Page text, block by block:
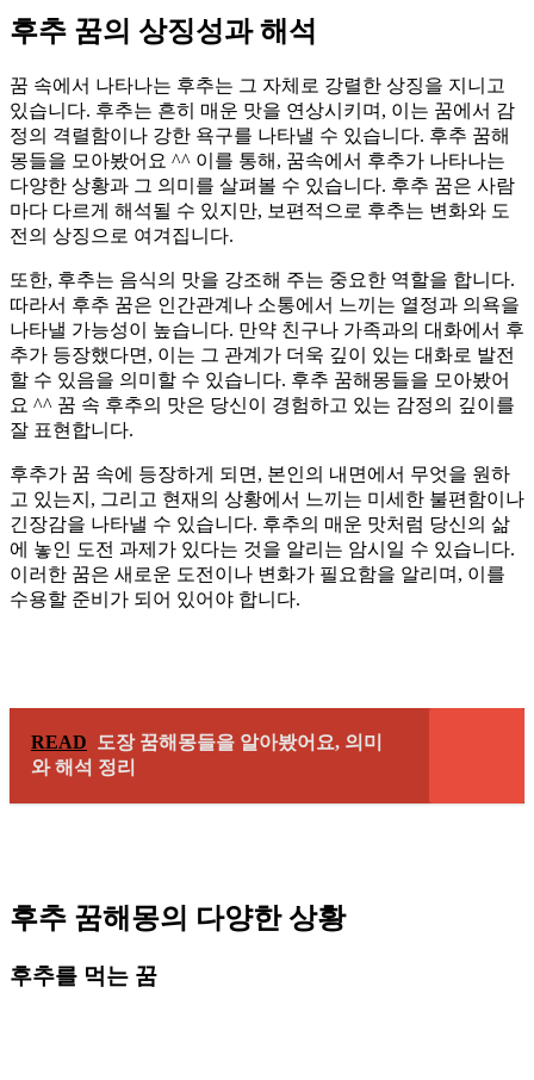
후추 꿈의 상징성과 해석
꿈 속에서 나타나는 후추는 그 자체로 강렬한 상징을 지니고
있습니다. 후추는 흔히 매운 맛을 연상시키며, 이는 꿈에서 감
정의 격렬함이나 강한 욕구를 나타낼 수 있습니다. 후추 꿈해
몽들을 모아봤어요 ^^ 이를 통해, 꿈속에서 후추가 나타나는
다양한 상황과 그 의미를 살펴볼 수 있습니다. 후추 꿈은 사람
마다 다르게 해석될 수 있지만, 보편적으로 후추는 변화와 도
전의 상징으로 여겨집니다.
또한, 후추는 음식의 맛을 강조해 주는 중요한 역할을 합니다.
따라서 후추 꿈은 인간관계나 소통에서 느끼는 열정과 의욕을
나타낼 가능성이 높습니다. 만약 친구나 가족과의 대화에서 후
추가 등장했다면, 이는 그 관계가 더욱 깊이 있는 대화로 발전
할 수 있음을 의미할 수 있습니다. 후추 꿈해몽들을 모아봤어
요 ^^ 꿈 속 후추의 맛은 당신이 경험하고 있는 감정의 깊이를
잘 표현합니다.
후추가 꿈 속에 등장하게 되면, 본인의 내면에서 무엇을 원하
고 있는지, 그리고 현재의 상황에서 느끼는 미세한 불편함이나
긴장감을 나타낼 수 있습니다. 후추의 매운 맛처럼 당신의 삶
에 놓인 도전 과제가 있다는 것을 알리는 암시일 수 있습니다.
이러한 꿈은 새로운 도전이나 변화가 필요함을 알리며, 이를
수용할 준비가 되어 있어야 합니다.
READ
도장 꿈해몽들을 알아봤어요, 의미
와 해석 정리
후추 꿈해몽의 다양한 상황
후추를 먹는 꿈